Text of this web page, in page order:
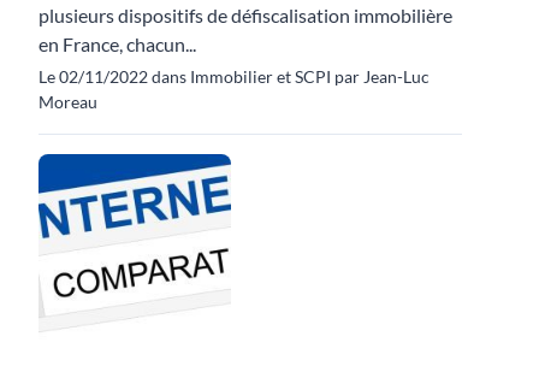
plusieurs dispositifs de défiscalisation immobilière
en France, chacun...
Le 02/11/2022 dans Immobilier et SCPI par Jean-Luc
Moreau